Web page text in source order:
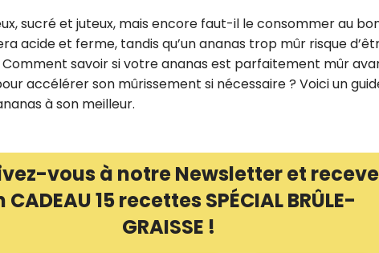
sucré et juteux, mais encore faut-il le consommer au
acide et ferme, tandis qu’un ananas trop mûr risque
savoir si votre ananas est parfaitement mûr
accélérer son mûrissement si nécessaire ? Voici un
à son meilleur.
vous à notre Newsletter et
CADEAU 15 recettes SPÉCIAL BRÛLE-
GRAISSE !